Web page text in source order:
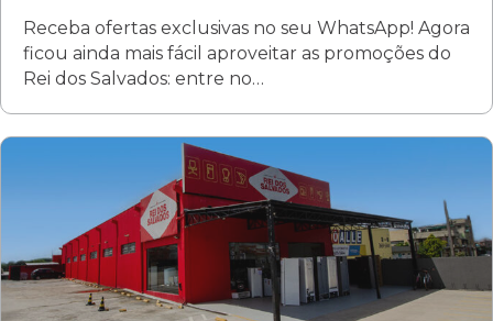
Fanny
Rua Albino Beatriz, 100 - Fanny, Curitiba –PR
Segunda a sábado: 09h00 às 19h00
Domingo: FECHADA
ÚLTIMOS DIAS DE LIQUIDAÇÃO!
(41) 3411-1754
Receba ofertas exclusivas no seu WhatsApp! Agora
ficou ainda mais fácil aproveitar as promoções do
Rei dos Salvados: entre no…